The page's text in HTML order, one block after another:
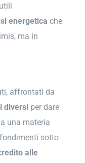
energetica che
ma in
affrontati da
diversiper dare
una materia
sotto
alle